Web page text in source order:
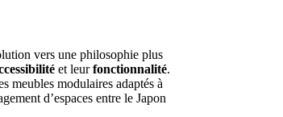
vers une philosophie plus
et leurfonctionnalité.
meubles modulaires adaptés à
d’espaces entre le Japon